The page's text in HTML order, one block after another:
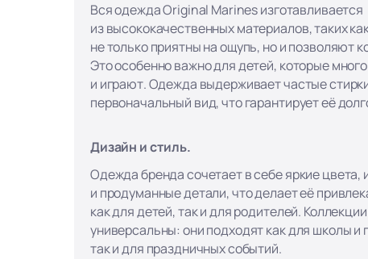
Вся одежда Original Marines изготавливается
из высококачественных материалов, таких
не только приятны на ощупь, но и позволяют
Это особенно важно для детей, которые
и играют. Одежда выдерживает частые
первоначальный вид, что гарантирует её
Дизайн и стиль.
Одежда бренда сочетает в себе яркие цвета,
и продуманные детали, что делает её
как для детей, так и для родителей.
универсальны: они подходят как для школы и
так и для праздничных событий.